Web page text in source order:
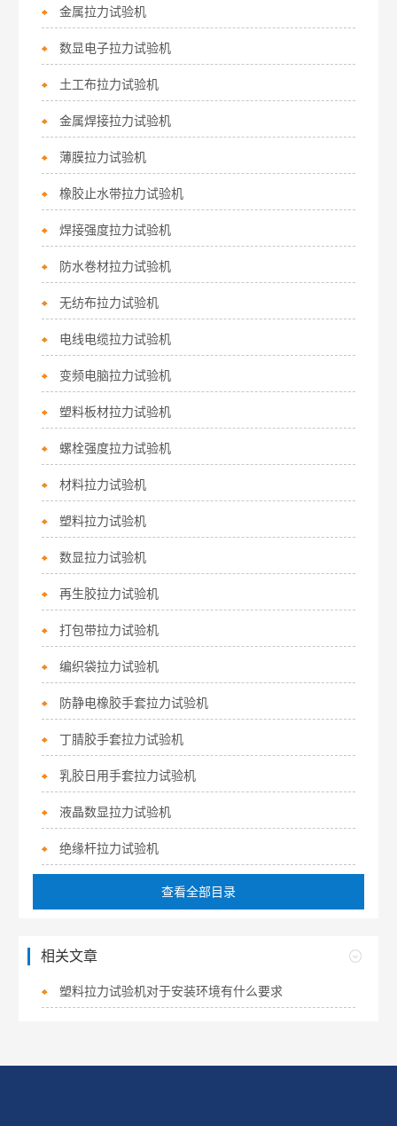
金属拉力试验机
数显电子拉力试验机
土工布拉力试验机
金属焊接拉力试验机
薄膜拉力试验机
橡胶止水带拉力试验机
焊接强度拉力试验机
防水卷材拉力试验机
无纺布拉力试验机
电线电缆拉力试验机
变频电脑拉力试验机
塑料板材拉力试验机
螺栓强度拉力试验机
材料拉力试验机
塑料拉力试验机
数显拉力试验机
再生胶拉力试验机
打包带拉力试验机
编织袋拉力试验机
防静电橡胶手套拉力试验机
丁腈胶手套拉力试验机
乳胶日用手套拉力试验机
液晶数显拉力试验机
绝缘杆拉力试验机
查看全部目录
相关文章
塑料拉力试验机对于安装环境有什么要求